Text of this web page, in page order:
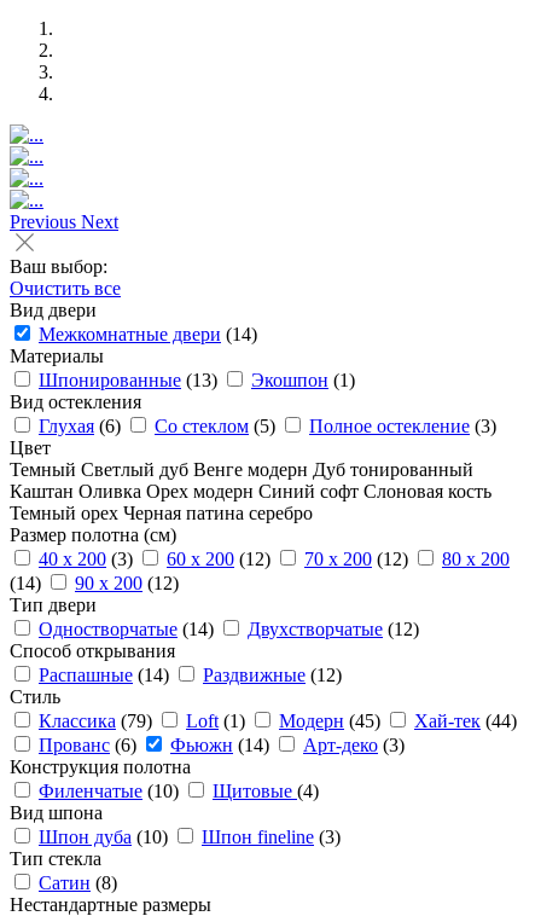
Previous Next
Ваш выбор:
Очистить все
Вид двери
Межкомнатные двери (14)
Материалы
Шпонированные (13) Экошпон (1)
Вид остекления
Глухая (6) Со стеклом (5) Полное остекление (3)
Цвет
Темный Светлый дуб Венге модерн Дуб тонированный
Каштан Оливка Орех модерн Синий софт Слоновая кость
Темный орех Черная патина серебро
Размер полотна (см)
40 x 200 (3) 60 x 200 (12) 70 x 200 (12)
80 x 200
(14)
90 x 200 (12)
Тип двери
Одностворчатые (14) Двухстворчатые (12)
Способ открывания
Распашные (14) Раздвижные (12)
Стиль
Классика (79) Loft (1) Модерн (45) Хай-тек (44)
Прованс (6) Фьюжн (14) Арт-деко (3)
Конструкция полотна
Филенчатые (10) Щитовые (4)
Вид шпона
Шпон дуба (10) Шпон fineline (3)
Тип стекла
Сатин (8)
Нестандартные размеры